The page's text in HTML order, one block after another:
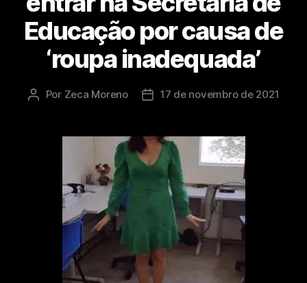
Educação por causa de
‘roupa inadequada’
Por Zeca Moreno 17 de novembro de 2021